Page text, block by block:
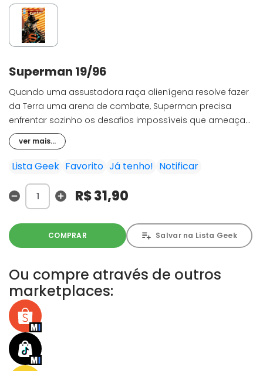
Superman 19/96
Quando uma assustadora raça alienígena resolve fazer
da Terra uma arena de combate, Superman precisa
enfrentar sozinho os desafios impossíveis que ameaçam
diversos lugares ao redor do mundo e a vida daqueles
que ama. Como campeão galático, o Homem de Aço
também precisa intervir numa batalha entre dois
planeta Terra foi feito de refém.
ver mais...
Lista Geek Favorito Já tenho! Notificar
R$ 31,90
COMPRAR Salvar na Lista Geek
Ou compre através de outros
marketplaces: